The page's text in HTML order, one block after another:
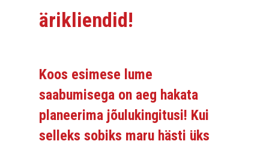
ärikliendid!
Koos esimese lume
saabumisega on aeg hakata
planeerima jõulukingitusi! Kui
selleks sobiks maru hästi üks